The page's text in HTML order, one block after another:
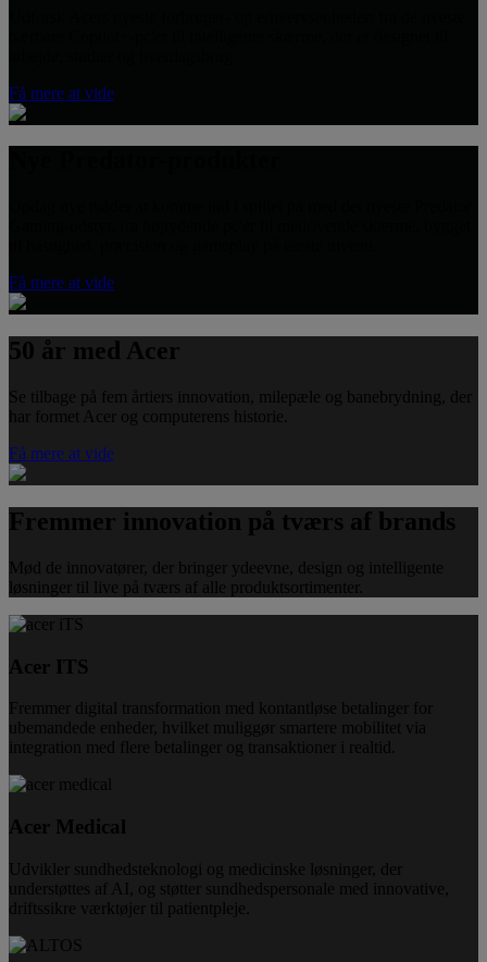
Få mere at vide
Få mere at vide
50 år med Acer
Se tilbage på fem årtiers innovation, milepæle og banebrydning, der
har formet Acer og computerens historie.
Få mere at vide
Fremmer innovation på tværs af brands
Mød de innovatører, der bringer ydeevne, design og intelligente
løsninger til live på tværs af alle produktsortimenter.
Acer ITS
Fremmer digital transformation med kontantløse betalinger for
ubemandede enheder, hvilket muliggør smartere mobilitet via
integration med flere betalinger og transaktioner i realtid.
Acer Medical
Udvikler sundhedsteknologi og medicinske løsninger, der
understøttes af AI, og støtter sundhedspersonale med innovative,
driftssikre værktøjer til patientpleje.